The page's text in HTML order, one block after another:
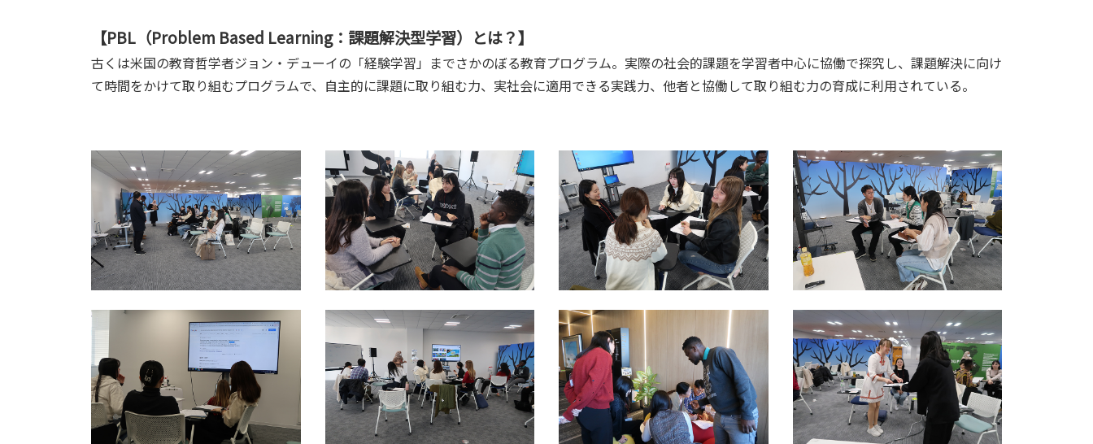
【PBL（Problem Based Learning：課題解決型学習）とは？】
古くは米国の教育哲学者ジョン・デューイの「経験学習」までさかのぼる教育プログラム。実際の社会的課題を学習者中心に協働で探究し、課題解決に向け
て時間をかけて取り組むプログラムで、自主的に課題に取り組む力、実社会に適用できる実践力、他者と協働して取り組む力の育成に利用されている。